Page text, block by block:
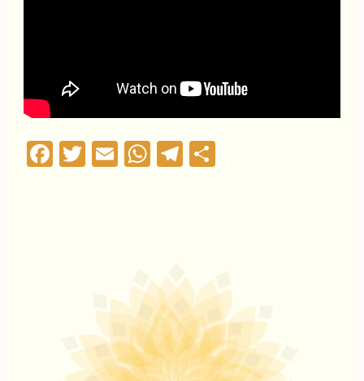
Facebook
Twitter
EmailWhatsApp
Telegram